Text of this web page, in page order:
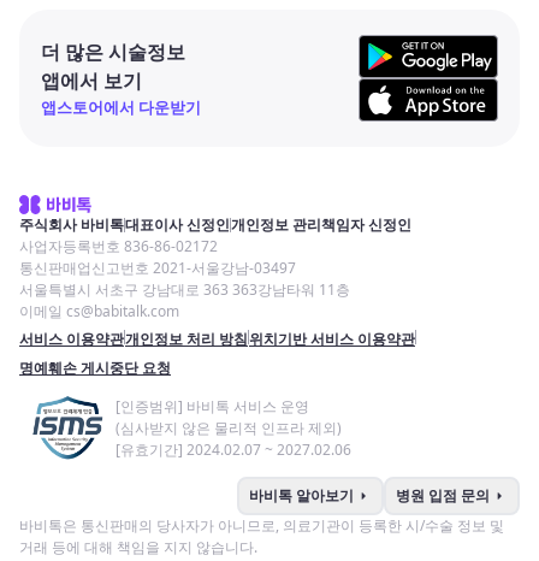
더 많은 시술정보
앱에서 보기
앱스토어에서 다운받기
주식회사 바비톡대표이사 신정인개인정보 관리책임자 신정인
사업자등록번호 836-86-02172
통신판매업신고번호 2021-서울강남-03497
서울특별시 서초구 강남대로 363 363강남타워 11층
이메일 cs@babitalk.com
서비스 이용약관개인정보 처리 방침위치기반 서비스 이용약관
명예훼손 게시중단 요청
[인증범위] 바비톡 서비스 운영
(심사받지 않은 물리적 인프라 제외)
[유효기간] 2024.02.07 ~ 2027.02.06
바비톡 알아보기 arrow_right 병원 입점 문의 arrow_right
바비톡은 통신판매의 당사자가 아니므로, 의료기관이 등록한 시/수술 정보 및
거래 등에 대해 책임을 지지 않습니다.